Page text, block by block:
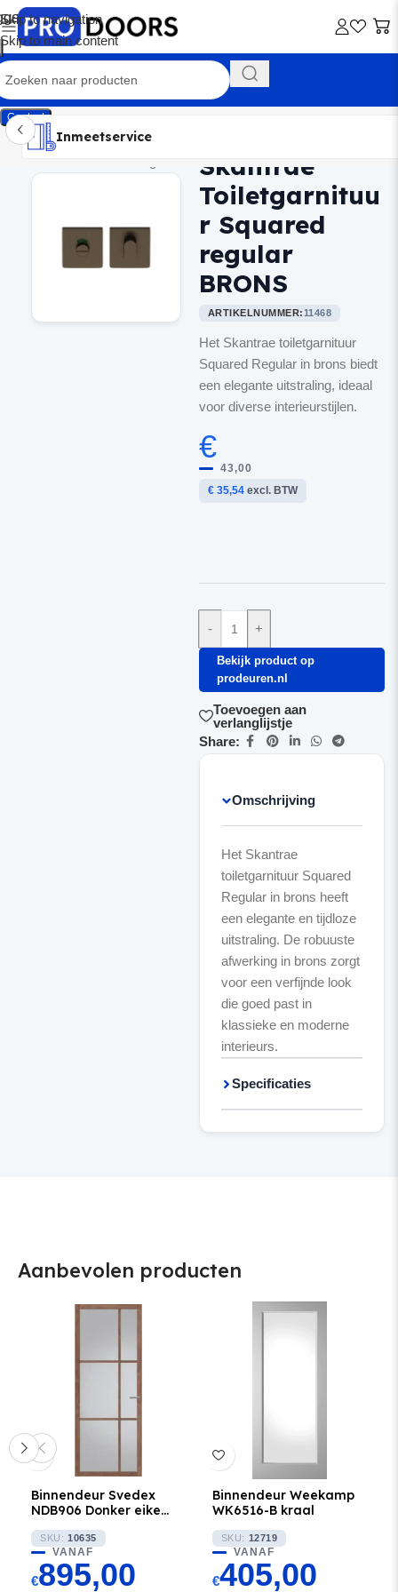
Skip to navigation
Skip to main content
Contact
Inmeetservice
Montageservice
Advies op maat
Showroom
Inmeetservice
Skantrae
Toiletgarnituu
r Squared
regular
BRONS
ARTIKELNUMMER:11468
Het Skantrae toiletgarnituur
Squared Regular in brons biedt
een elegante uitstraling, ideaal
voor diverse interieurstijlen.
€
43,00
€ 35,54excl. BTW
- +
Bekijk product op
prodeuren.nl
Toevoegen aan
verlanglijstje
Share:
Omschrijving
Het Skantrae
toiletgarnituur Squared
Regular in brons heeft
een elegante en tijdloze
uitstraling. De robuuste
afwerking in brons zorgt
voor een verfijnde look
die goed past in
klassieke en moderne
interieurs.
Specificaties
Aanbevolen producten
Binnendeur Svedex
NDB906 Donker eiken
SKU: 10635
VANAF
€895,00
Binnendeur Weekamp
WK6516-B kraal
SKU: 12719
VANAF
€405,00